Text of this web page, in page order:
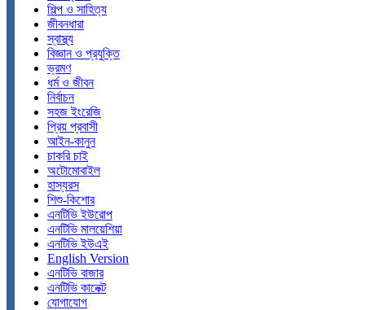
শিল্প ও সাহিত্য
জীবনধারা
স্বাস্থ্য
বিজ্ঞান ও প্রযুক্তি
ভ্রমণ
ধর্ম ও জীবন
নির্বাচন
সহজ ইংরেজি
প্রিয় প্রবাসী
আইন-কানুন
চাকরি চাই
অটোমোবাইল
হাস্যরস
শিশু-কিশোর
এনটিভি ইউরোপ
এনটিভি মালয়েশিয়া
এনটিভি ইউএই
English Version
এনটিভি বাজার
এনটিভি কানেক্ট
যোগাযোগ